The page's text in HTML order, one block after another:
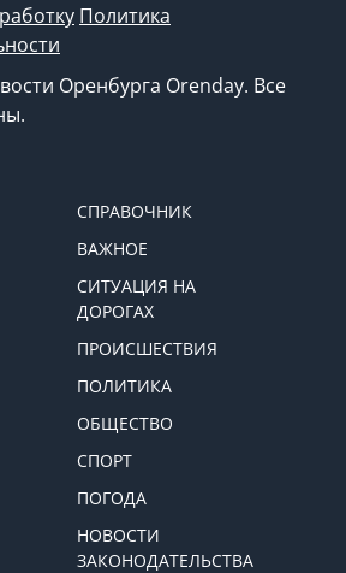
Политика
Оренбурга Orenday. Все
СПРАВОЧНИК
ВАЖНОЕ
СИТУАЦИЯ НА
ДОРОГАХ
ПРОИСШЕСТВИЯ
ПОЛИТИКА
ОБЩЕСТВО
СПОРТ
ПОГОДА
НОВОСТИ
ЗАКОНОДАТЕЛЬСТВА